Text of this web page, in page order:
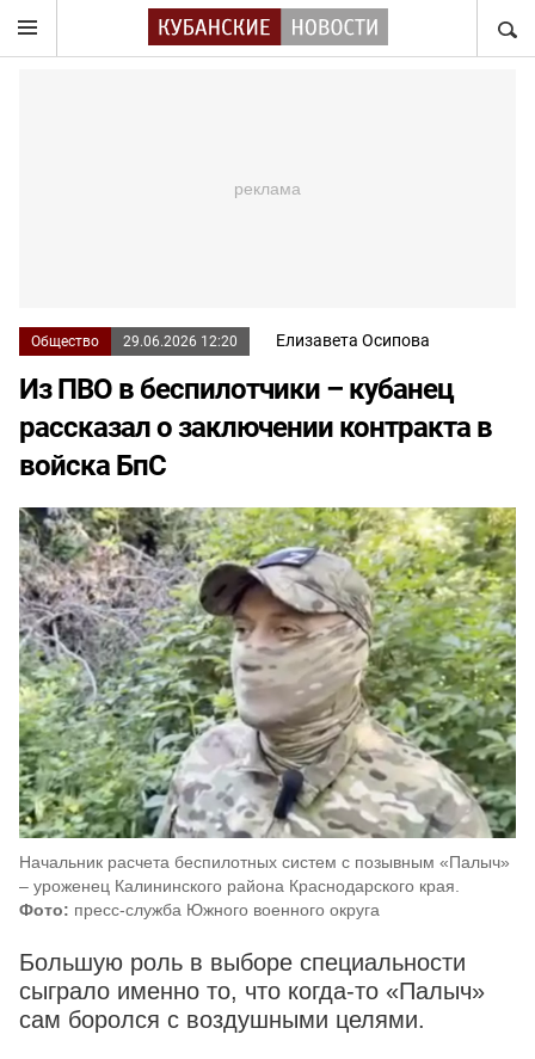
Общество 29.06.2026 12:20 Елизавета Осипова
Из ПВО в беспилотчики – кубанец
рассказал о заключении контракта в
войска БпС
Начальник расчета беспилотных систем с позывным «Палыч»
– уроженец Калининского района Краснодарского края.
Фото: пресс-служба Южного военного округа
Большую роль в выборе специальности
сыграло именно то, что когда-то «Палыч»
сам боролся с воздушными целями.